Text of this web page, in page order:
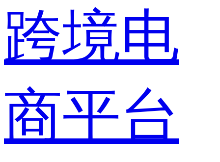
跨境电
商平台